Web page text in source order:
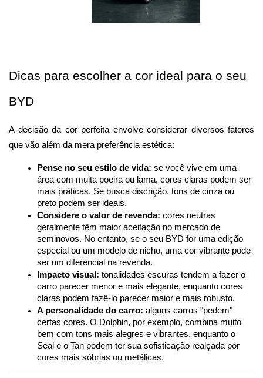
Dicas para escolher a cor ideal para o seu
BYD
A decisão da cor perfeita envolve considerar diversos fatores
que vão além da mera preferência estética:
Pense no seu estilo de vida: se você vive em uma
área com muita poeira ou lama, cores claras podem ser
mais práticas. Se busca discrição, tons de cinza ou
preto podem ser ideais.
Considere o valor de revenda: cores neutras
geralmente têm maior aceitação no mercado de
seminovos. No entanto, se o seu BYD for uma edição
especial ou um modelo de nicho, uma cor vibrante pode
ser um diferencial na revenda.
Impacto visual: tonalidades escuras tendem a fazer o
carro parecer menor e mais elegante, enquanto cores
claras podem fazê-lo parecer maior e mais robusto.
A personalidade do carro: alguns carros "pedem"
certas cores. O Dolphin, por exemplo, combina muito
bem com tons mais alegres e vibrantes, enquanto o
Seal e o Tan podem ter sua sofisticação realçada por
cores mais sóbrias ou metálicas.